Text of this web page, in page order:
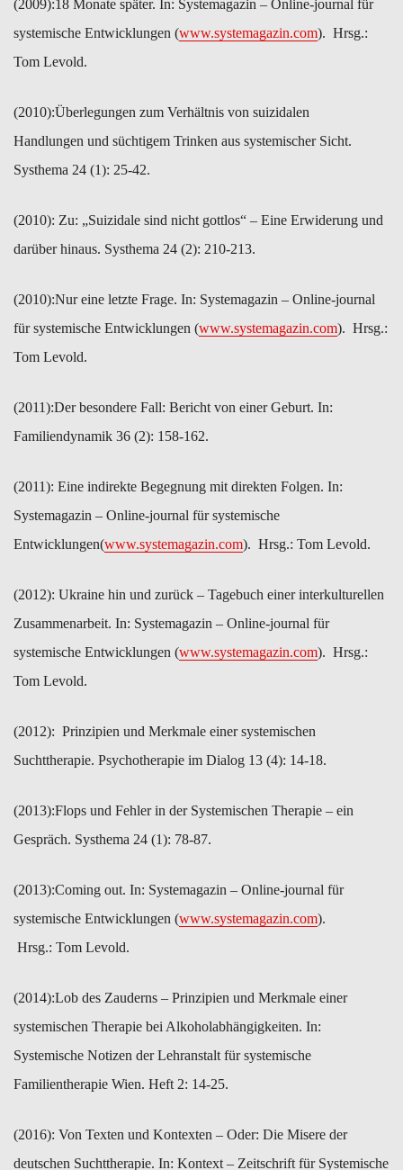
(2009):​18 Monate später. In: Systemagazin – Online-journal für
systemische Entwicklungen (www.systemagazin.com). Hrsg.:
Tom Levold.
(2010):​Überlegungen zum Verhältnis von suizidalen
Handlungen und süchtigem Trinken aus systemischer Sicht.
Systhema 24 (1): 25-42.
(2010): ​Zu: „Suizidale sind nicht gottlos“ – Eine Erwiderung und
darüber hinaus. Systhema 24 (2): 210-213.
(2010):​Nur eine letzte Frage. In: Systemagazin – Online-journal
für systemische Entwicklungen (www.systemagazin.com). Hrsg.:
Tom Levold.
(2011):​Der besondere Fall: Bericht von einer Geburt. In:
Familiendynamik 36 (2): 158-162.
(2011): ​Eine indirekte Begegnung mit direkten Folgen. In:
Systemagazin – Online-journal für systemische
Entwicklungen(www.systemagazin.com). Hrsg.: Tom Levold.
(2012): ​Ukraine hin und zurück – Tagebuch einer interkulturellen
Zusammenarbeit. In: Systemagazin – Online-journal für
systemische Entwicklungen (www.systemagazin.com). Hrsg.:
Tom Levold.
(2012): ​Prinzipien und Merkmale einer systemischen
Suchttherapie. ​Psychotherapie im Dialog 13 (4): 14-18.
(2013):​Flops und Fehler in der Systemischen Therapie – ein
Gespräch. Systhema 24 (1): 78-87.
(2013):​Coming out. In: Systemagazin – Online-journal für
systemische ​Entwicklungen (www.systemagazin.com).
Hrsg.: Tom Levold.
(2014):​Lob des Zauderns – Prinzipien und Merkmale einer
systemischen ​Therapie bei Alkoholabhängigkeiten. In:
Systemische Notizen der ​Lehranstalt für systemische
Familientherapie Wien. Heft 2: 14-25.
(2016): ​Von Texten und Kontexten – Oder: Die Misere der
deutschen ​Suchttherapie. In: Kontext – Zeitschrift für Systemische